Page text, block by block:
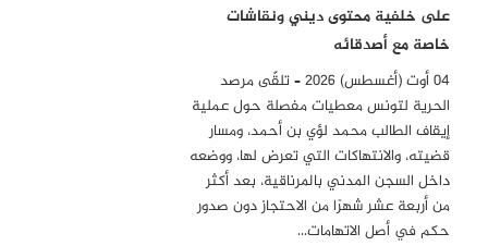
على خلفية محتوى ديني ونقاشات
خاصة مع أصدقائه
04 أوت (أغسطس) 2026 – تلقّى مرصد
الحرية لتونس معطيات مفصلة حول عملية
إيقاف الطالب محمد لؤي بن أحمد، ومسار
قضيته، والانتهاكات التي تعرض لها، ووضعه
داخل السجن المدني بالمرناقية، بعد أكثر
من أربعة عشر شهرًا من الاحتجاز دون صدور
حكم في أصل الاتهامات…